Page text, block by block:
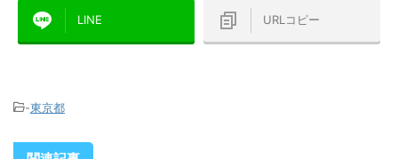
LINE URLコピー
-東京都